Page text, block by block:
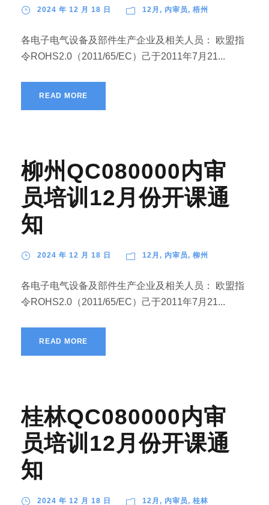
2024 年 12 月 18 日 12月 , 内审员, 梧州
各电子电气设备及部件生产企业及相关人员： 欧盟指
令ROHS2.0（2011/65/EC）己于2011年7月21...
READ MORE
柳州QC080000内审
员培训12月份开课通
知
2024 年 12 月 18 日 12月 , 内审员, 柳州
各电子电气设备及部件生产企业及相关人员： 欧盟指
令ROHS2.0（2011/65/EC）己于2011年7月21...
READ MORE
桂林QC080000内审
员培训12月份开课通
知
2024 年 12 月 18 日 12月 , 内审员, 桂林